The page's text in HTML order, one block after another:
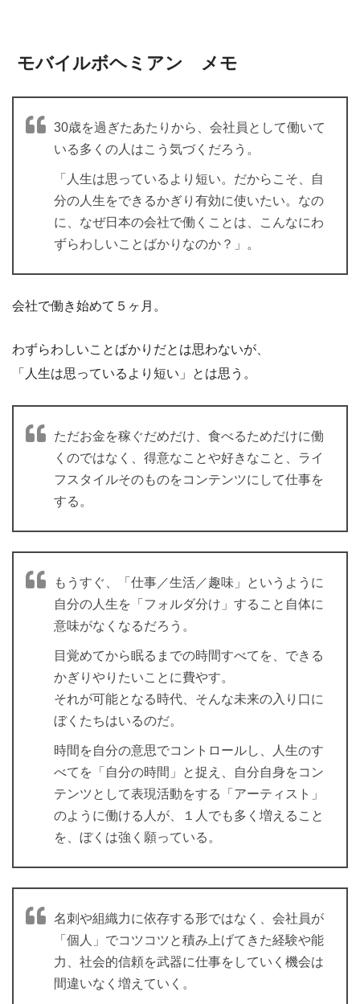
モバイルボヘミアン メモ
30歳を過ぎたあたりから、会社員として働いて
いる多くの人はこう気づくだろう。
「人生は思っているより短い。だからこそ、自
分の人生をできるかぎり有効に使いたい。なの
に、なぜ日本の会社で働くことは、こんなにわ
ずらわしいことばかりなのか？」。
会社で働き始めて５ヶ月。
わずらわしいことばかりだとは思わないが、
「人生は思っているより短い」とは思う。
ただお金を稼ぐだめだけ、食べるためだけに働
くのではなく、得意なことや好きなこと、ライ
フスタイルそのものをコンテンツにして仕事を
する。
もうすぐ、「仕事／生活／趣味」というように
自分の人生を「フォルダ分け」すること自体に
意味がなくなるだろう。
目覚めてから眠るまでの時間すべてを、できる
かぎりやりたいことに費やす。
それが可能となる時代、そんな未来の入り口に
ぼくたちはいるのだ。
時間を自分の意思でコントロールし、人生のす
べてを「自分の時間」と捉え、自分自身をコン
テンツとして表現活動をする「アーティスト」
のように働ける人が、１人でも多く増えること
を、ぼくは強く願っている。
名刺や組織力に依存する形ではなく、会社員が
「個人」でコツコツと積み上げてきた経験や能
力、社会的信頼を武器に仕事をしていく機会は
間違いなく増えていく。